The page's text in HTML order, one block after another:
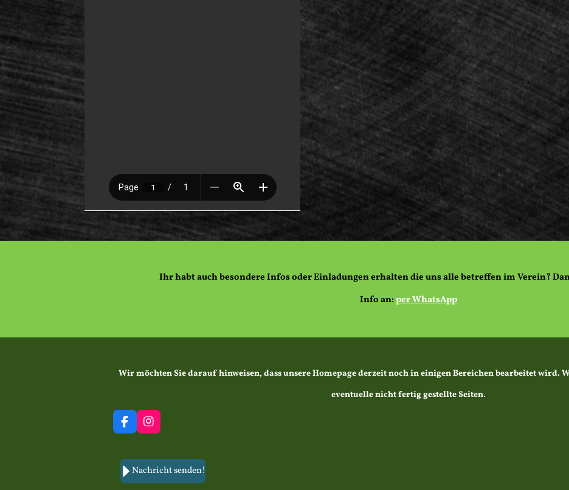
Ihr habt auch besondere Infos oder Einladungen erhalten die uns alle betreffen im Verein?
Info an:per WhatsApp
Wir möchten Sie darauf hinweisen, dass unsere Homepage derzeit noch in einigen Bereichen bearbeitet
eventuelle nicht fertig gestellte Seiten.
F
a
e
b
o
I
n
t
a
g
Nachricht senden!